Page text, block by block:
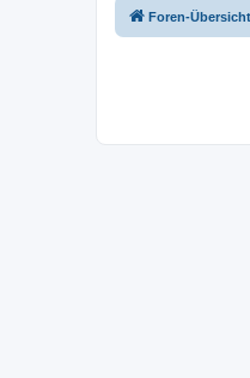
Foren-Übersicht